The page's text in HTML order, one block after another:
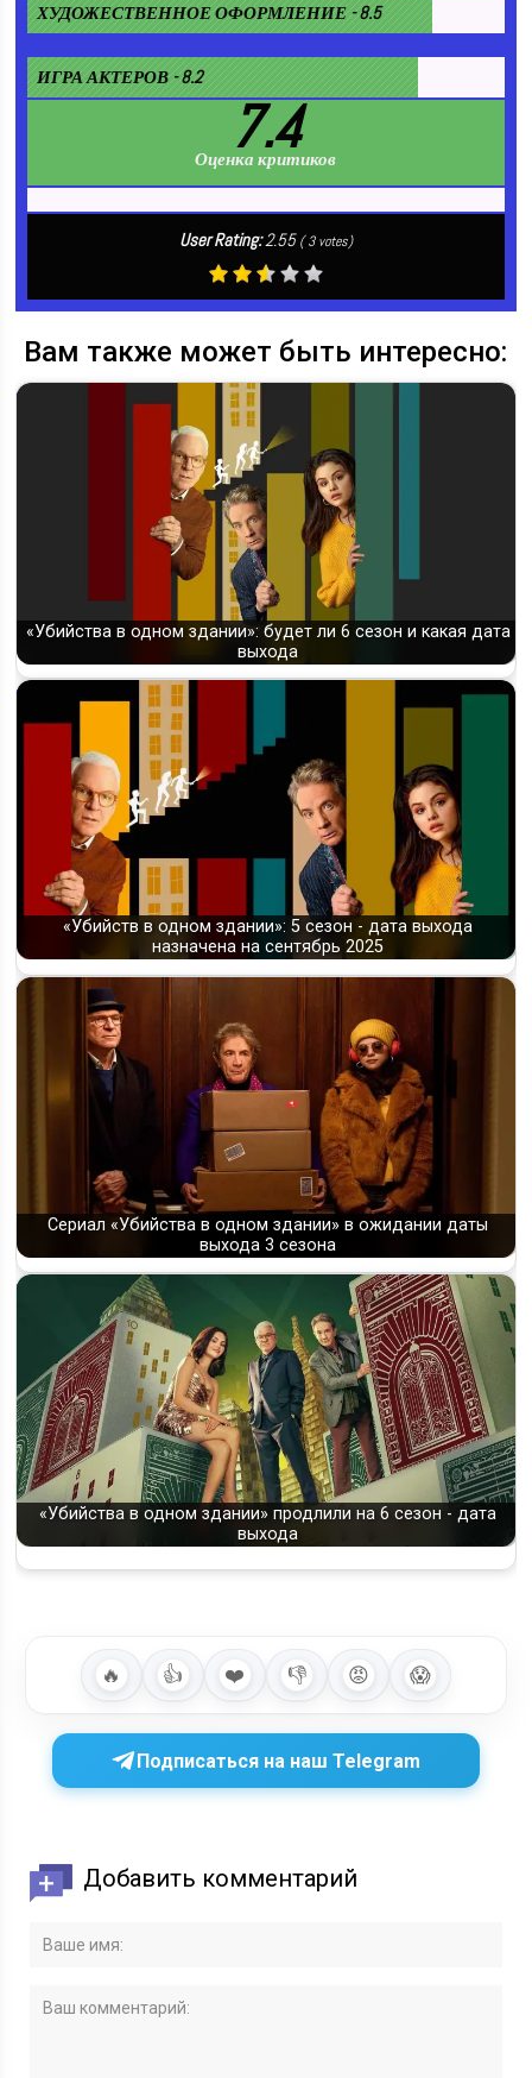
ХУДОЖЕСТВЕННОЕ ОФОРМЛЕНИЕ - 8.5
ИГРА АКТЕРОВ - 8.2
7.4
Оценка критиков
User Rating:2.55 (3votes)
Вам также может быть интересно:
«Убийства в одном здании»: будет ли 6 сезон и какая дата
выхода
«Убийств в одном здании»: 5 сезон - дата выхода
назначена на сентябрь 2025
Сериал «Убийства в одном здании» в ожидании даты
выхода 3 сезона
«Убийства в одном здании» продлили на 6 сезон - дата
выхода
🔥 👍 ❤️ 👎 😡 😱
Подписаться на наш Telegram
Добавить комментарий